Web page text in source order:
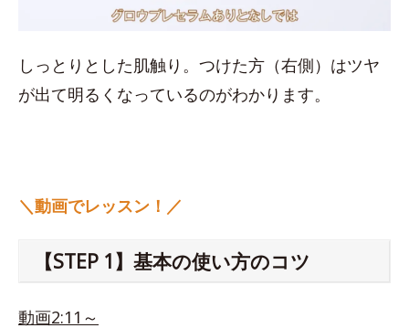
しっとりとした肌触り。つけた方（右側）はツヤ
が出て明るくなっているのがわかります。
＼動画でレッスン！／
【STEP 1】基本の使い方のコツ
動画2:11～